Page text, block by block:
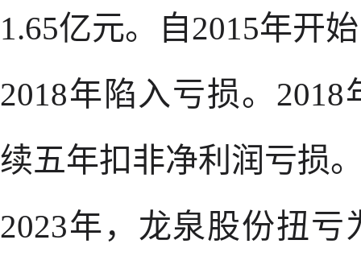
1.65亿元。自2015年开
2018年陷入亏损。
续五年扣非净利润亏损
2023年，龙泉股份扭